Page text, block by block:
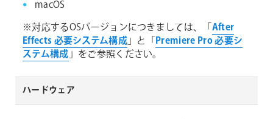
macOS
※対応するOSバージョンにつきましては、「After
Effects 必要システム構成」と「Premiere Pro 必要シ
ステム構成 」をご参照ください。
ハードウェア